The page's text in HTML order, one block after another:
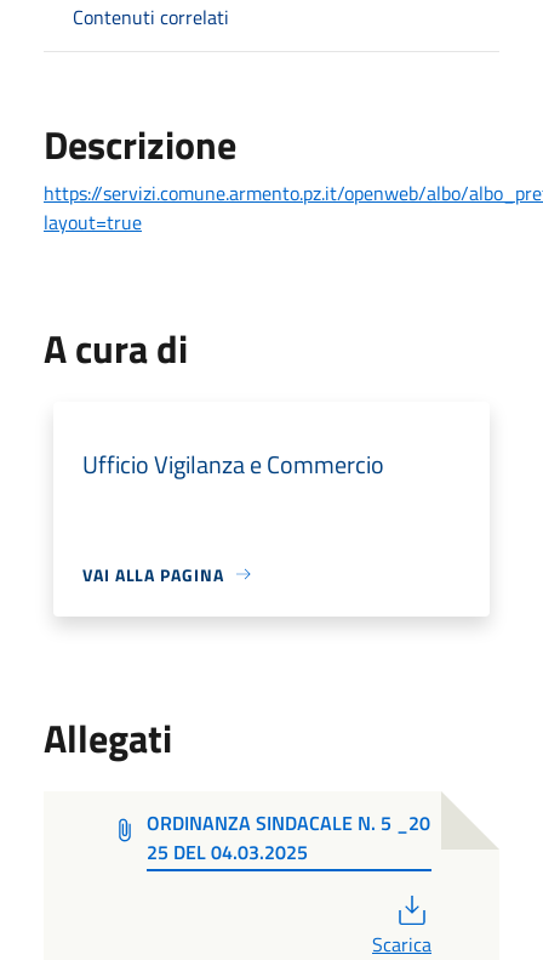
Contenuti correlati
Descrizione
https://servizi.comune.armento.pz.it/openweb/albo/
layout=true
A cura di
Ufficio Vigilanza e Commercio
VAI ALLA PAGINA
Allegati
ORDINANZA SINDACALE N. 5 _20
25 DEL 04.03.2025
Scarica